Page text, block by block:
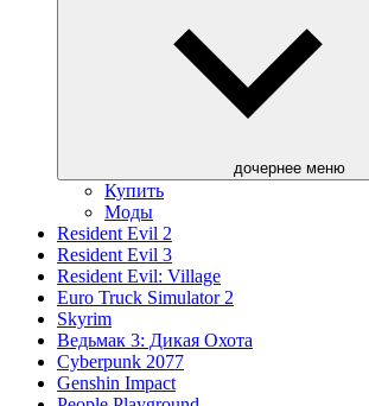
дочернее меню
Купить
Моды
Resident Evil 2
Resident Evil 3
Resident Evil: Village
Euro Truck Simulator 2
Skyrim
Ведьмак 3: Дикая Охота
Cyberpunk 2077
Genshin Impact